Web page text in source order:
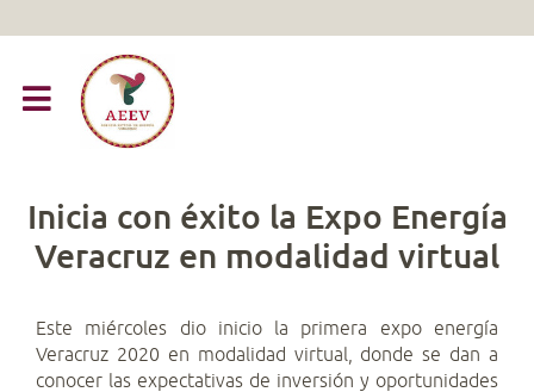
Inicia con éxito la Expo Energía
Veracruz en modalidad virtual
Este miércoles dio inicio la primera expo energía
Veracruz 2020 en modalidad virtual, donde se dan a
conocer las expectativas de inversión y oportunidades